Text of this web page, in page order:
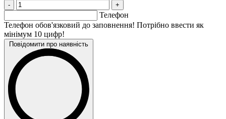
- +
Телефон
Телефон обов'язковий до заповнення! Потрібно ввести як
мінімум 10 цифр!
Повідомити про наявність